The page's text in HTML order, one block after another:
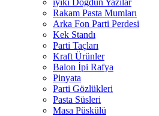
Rakam Pasta Mumları
Arka Fon Parti Perdesi
Kek Standı
Parti Taçları
Kraft Ürünler
Balon İpi Rafya
Pinyata
Parti Gözlükleri
Pasta Süsleri
Masa Püskülü